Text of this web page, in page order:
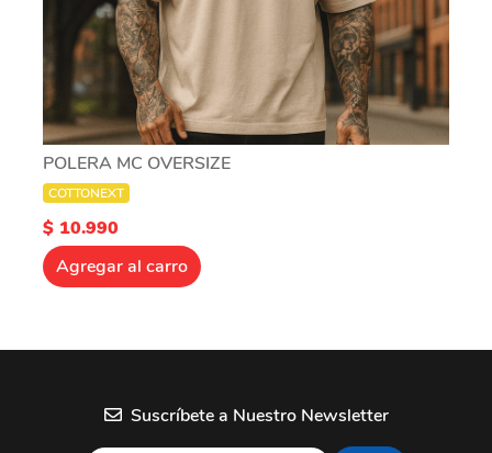
POLERA MC OVERSIZE
COTTONEXT
$ 10.990
Agregar al carro
Suscríbete a Nuestro Newsletter